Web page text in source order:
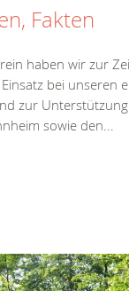
Fakten
haben wir zur
bei unseren
zur
sowie den...